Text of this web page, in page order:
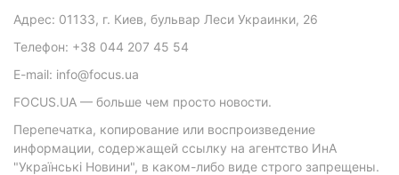
Адрес: 01133, г. Киев, бульвар Леси Украинки, 26
Телефон: +38 044 207 45 54
E-mail: info@focus.ua
FOCUS.UA — больше чем просто новости.
Перепечатка, копирование или воспроизведение
информации, содержащей ссылку на агентство ИнА
"Українські Новини", в каком-либо виде строго запрещены.